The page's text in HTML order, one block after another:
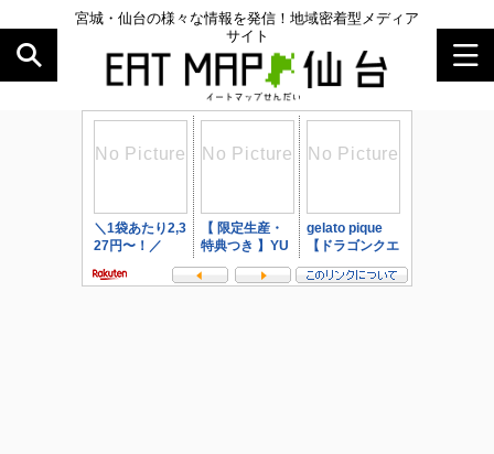
宮城・仙台の様々な情報を発信！地域密着型メディア
サイト